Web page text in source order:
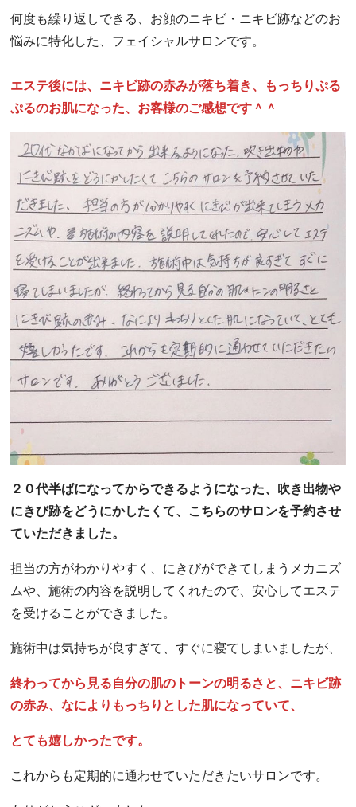
何度も繰り返しできる、お顔のニキビ・ニキビ跡などのお
悩みに特化した、フェイシャルサロンです。
エステ後には、ニキビ跡の赤みが落ち着き、もっちりぷる
ぷるのお肌になった、お客様のご感想です＾＾
２０代半ばになってからできるようになった、吹き出物や
にきび跡をどうにかしたくて、こちらのサロンを予約させ
ていただきました。
担当の方がわかりやすく、にきびができてしまうメカニズ
ムや、施術の内容を説明してくれたので、安心してエステ
を受けることができました。
施術中は気持ちが良すぎて、すぐに寝てしまいましたが、
終わってから見る自分の肌のトーンの明るさと、ニキビ跡
の赤み、なによりもっちりとした肌になっていて、
とても嬉しかったです。
これからも定期的に通わせていただきたいサロンです。